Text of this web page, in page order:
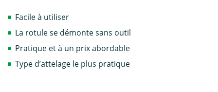
Facile à utiliser
La rotule se démonte sans outil
Pratique et à un prix abordable
Type d’attelage le plus pratique